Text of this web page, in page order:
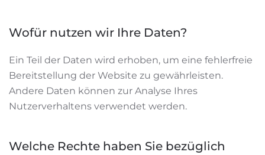
Wofür nutzen wir Ihre Daten?
Ein Teil der Daten wird erhoben, um eine fehlerfreie
Bereitstellung der Website zu gewährleisten.
Andere Daten können zur Analyse Ihres
Nutzerverhaltens verwendet werden.
Welche Rechte haben Sie bezüglich